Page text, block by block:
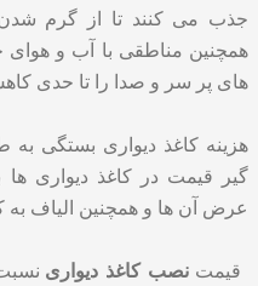
جذب می کنند تا از گرم
همچنین مناطقی با آب و
های پر سر و صدا را تا حدی
هزینه کاغذ دیواری بستگی
گیر قیمت در کاغذ دیواری
عرض آن ها و همچنین الیاف به
قیمت نصب کاغذ دیوارینسبت